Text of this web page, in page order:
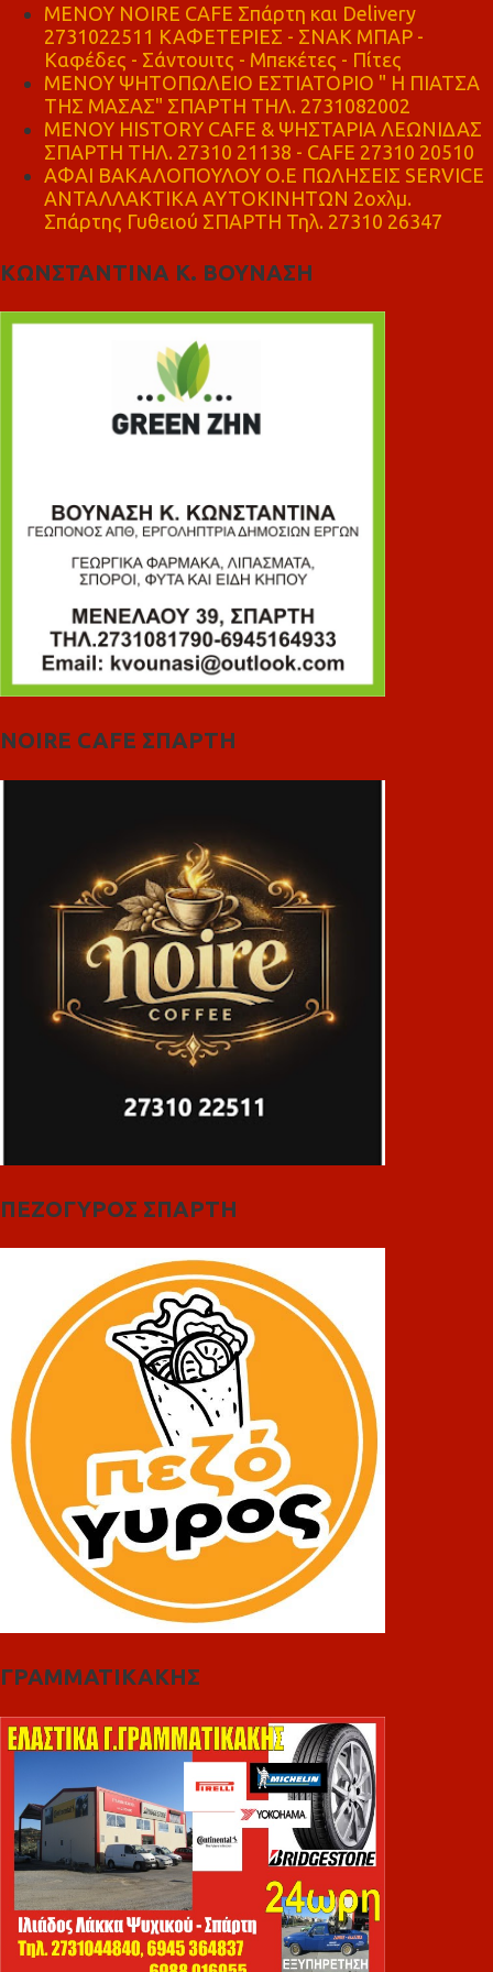
MENOY NOIRE CAFE Σπάρτη και Delivery
2731022511 ΚΑΦΕΤΕΡΙΕΣ - ΣΝΑΚ ΜΠΑΡ -
Καφέδες - Σάντουιτς - Μπεκέτες - Πίτες
ΜΕΝΟΥ ΨΗΤΟΠΩΛΕΙΟ ΕΣΤΙΑΤΟΡΙΟ " Η ΠΙΑΤΣΑ
ΤΗΣ ΜΑΣΑΣ" ΣΠΑΡΤΗ ΤΗΛ. 2731082002
ΜΕΝΟΥ HISTORY CAFE & ΨΗΣΤΑΡΙΑ ΛΕΩΝΙΔΑΣ
ΣΠΑΡΤΗ ΤΗΛ. 27310 21138 - CAFE 27310 20510
ΑΦΑΙ ΒΑΚΑΛΟΠΟΥΛΟΥ Ο.Ε ΠΩΛΗΣΕΙΣ SERVICE
ΑΝΤΑΛΛΑΚΤΙΚΑ ΑΥΤΟΚΙΝΗΤΩΝ 2οχλμ.
Σπάρτης Γυθειού ΣΠΑΡΤΗ Τηλ. 27310 26347
ΚΩΝΣΤΑΝΤΙΝΑ Κ. ΒΟΥΝΑΣΗ
NOIRE CAFE ΣΠΑΡΤΗ
ΠΕΖΟΓΥΡΟΣ ΣΠΑΡΤΗ
ΓΡΑΜΜΑΤΙΚΑΚΗΣ